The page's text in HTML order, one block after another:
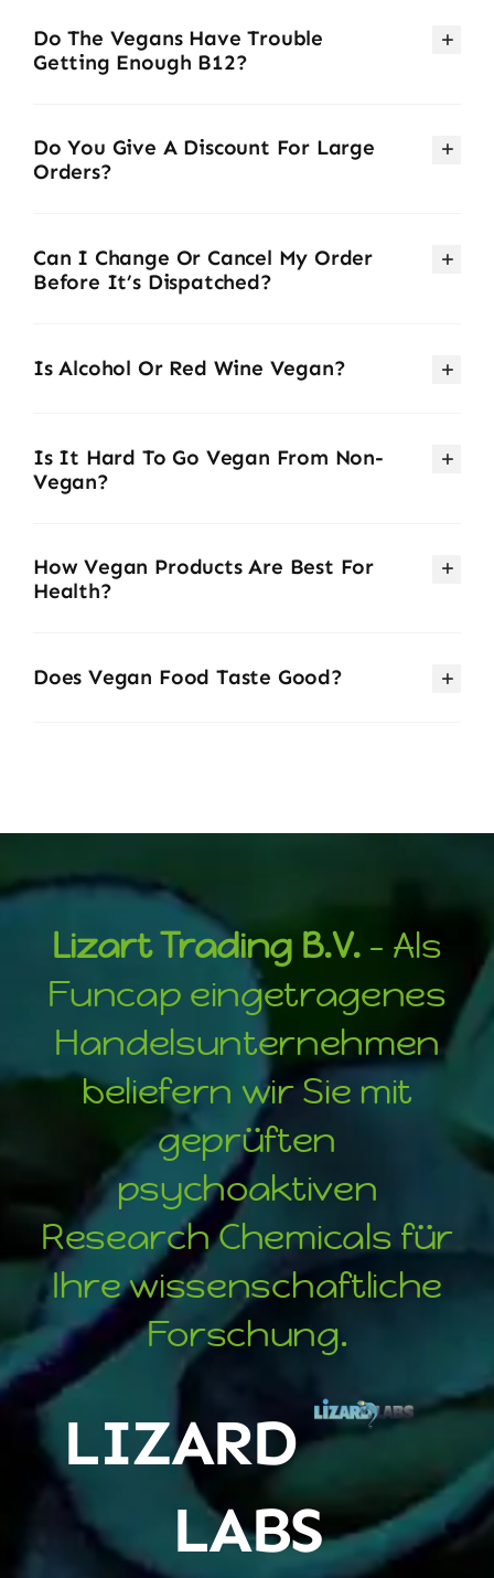
Do The Vegans Have Trouble
Getting Enough B12?
Do You Give A Discount For Large
Orders?
Can I Change Or Cancel My Order
Before It’s Dispatched?
Is Alcohol Or Red Wine Vegan?
Is It Hard To Go Vegan From Non-
Vegan?
How Vegan Products Are Best For
Health?
Does Vegan Food Taste Good?
Lizart Trading B.V.– Als
Funcap eingetragenes
Handelsunternehmen
beliefern wir Sie mit
geprüften
psychoaktiven
Research Chemicals für
Ihre wissenschaftliche
Forschung.
LIZARD
LABS